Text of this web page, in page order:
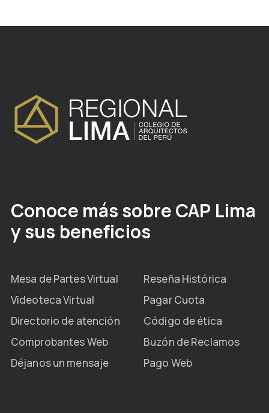
Conoce más sobre CAP Lima
y sus beneficios
Mesa de Partes Virtual
Reseña Histórica
Videoteca Virtual
Pagar Cuota
Directorio de atención
Código de ética
Comprobantes Web
Buzón de Reclamos
Déjanos un mensaje
Pago Web